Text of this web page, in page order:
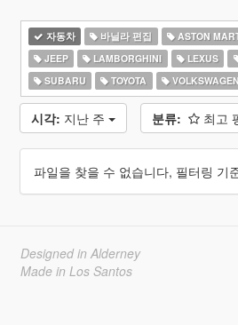
자동차 바닐라 편집 ASTON
JEEP
LAMBORGHINI LEXUS
SUBARU
TOYOTA
시각: 지난 주 분류: 최고
파일을 찾을 수 없습니다, 필터링 기
Designed in Alderney
Made in Los Santos